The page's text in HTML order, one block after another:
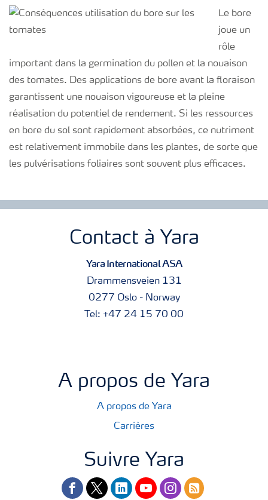
Le bore
joue un
rôle
important dans la germination du pollen et la nouaison
des tomates. Des applications de bore avant la floraison
garantissent une nouaison vigoureuse et la pleine
réalisation du potentiel de rendement. Si les ressources
en bore du sol sont rapidement absorbées, ce nutriment
est relativement immobile dans les plantes, de sorte que
les pulvérisations foliaires sont souvent plus efficaces.
Contact à Yara
Yara International ASA
Drammensveien 131
0277 Oslo - Norway
Tel: +47 24 15 70 00
A propos de Yara
A propos de Yara
Carrières
Suivre Yara
facebooktwitterlinkedinyoutubeinstagram
rss